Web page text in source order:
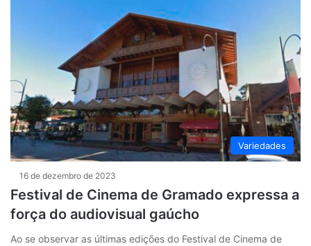
Variedades
16 de dezembro de 2023
Festival de Cinema de Gramado expressa a
força do audiovisual gaúcho
Ao se observar as últimas edições do Festival de Cinema de